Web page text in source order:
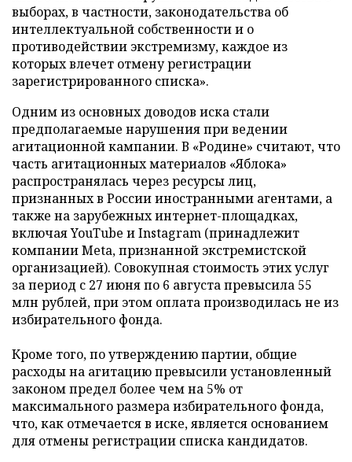
выборах, в частности, законодательства об
интеллектуальной собственности и о
противодействии экстремизму, каждое из
которых влечет отмену регистрации
зарегистрированного списка».
Одним из основных доводов иска стали
предполагаемые нарушения при ведении
агитационной кампании. В «Родине» считают, что
часть агитационных материалов «Яблока»
распространялась через ресурсы лиц,
признанных в России иностранными агентами, а
также на зарубежных интернет-площадках,
включая YouTube и Instagram (принадлежит
компании Meta, признанной экстремистской
организацией). Совокупная стоимость этих услуг
за период с 27 июня по 6 августа превысила 55
млн рублей, при этом оплата производилась не из
избирательного фонда.
Кроме того, по утверждению партии, общие
расходы на агитацию превысили установленный
законом предел более чем на 5% от
максимального размера избирательного фонда,
что, как отмечается в иске, является основанием
для отмены регистрации списка кандидатов.